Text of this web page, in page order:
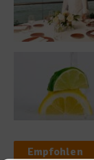
Empfohlen